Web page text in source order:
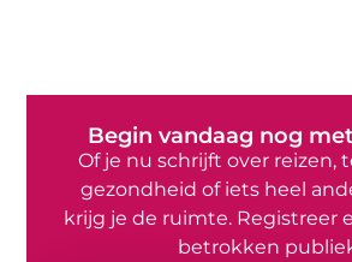
Begin vandaag nog
Of je nu schrijft over reizen,
gezondheid of iets heel
krijg je de ruimte. Registreer
betrokken